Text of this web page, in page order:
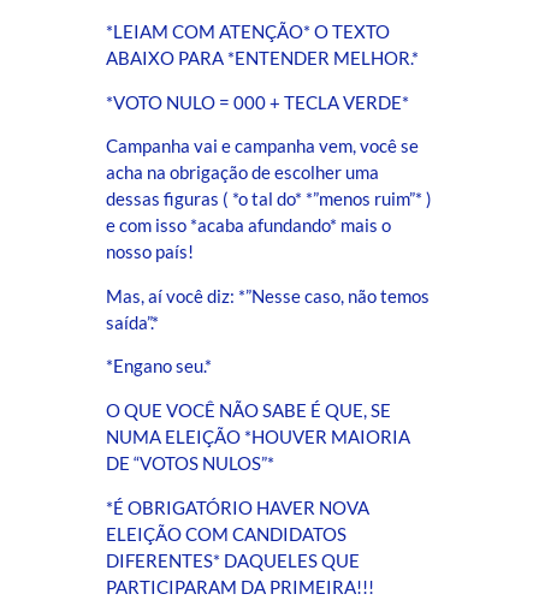
*LEIAM COM ATENÇÃO* O TEXTO
ABAIXO PARA *ENTENDER MELHOR.*
*VOTO NULO = 000 + TECLA VERDE*
Campanha vai e campanha vem, você se
acha na obrigação de escolher uma
dessas figuras ( *o tal do* *”menos ruim”* )
e com isso *acaba afundando* mais o
nosso país!
Mas, aí você diz: *”Nesse caso, não temos
saída”.*
*Engano seu.*
O QUE VOCÊ NÃO SABE É QUE, SE
NUMA ELEIÇÃO *HOUVER MAIORIA
DE “VOTOS NULOS”*
*É OBRIGATÓRIO HAVER NOVA
ELEIÇÃO COM CANDIDATOS
DIFERENTES* DAQUELES QUE
PARTICIPARAM DA PRIMEIRA!!!